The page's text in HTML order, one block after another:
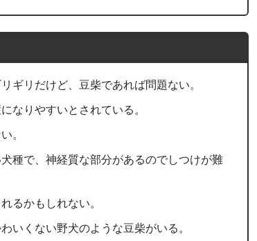
ギリだけど、豆柴であれば問題ない。
なりやすいとされている。
。
種で、神経質な部分があるのでしつけが難
るかもしれない。
いくない野犬のような豆柴がいる。